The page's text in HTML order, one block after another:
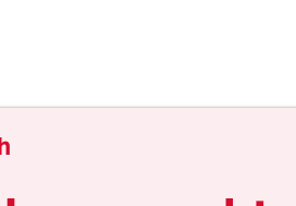
in der
Gatti, musikalischer